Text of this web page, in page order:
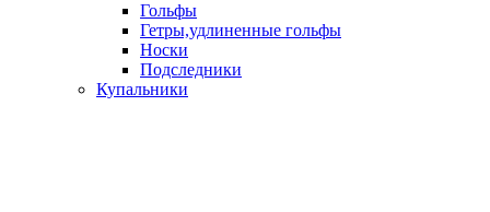
Гольфы
Гетры,удлиненные гольфы
Носки
Подследники
Купальники